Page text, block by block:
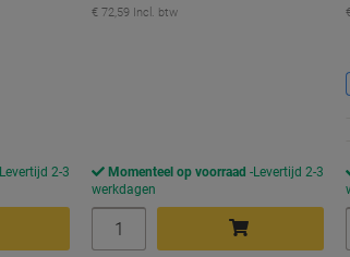
Levertijd 2-3
€ 72,59 Incl. btw
Momenteel op voorraad
Levertijd 2-3
werkdagen